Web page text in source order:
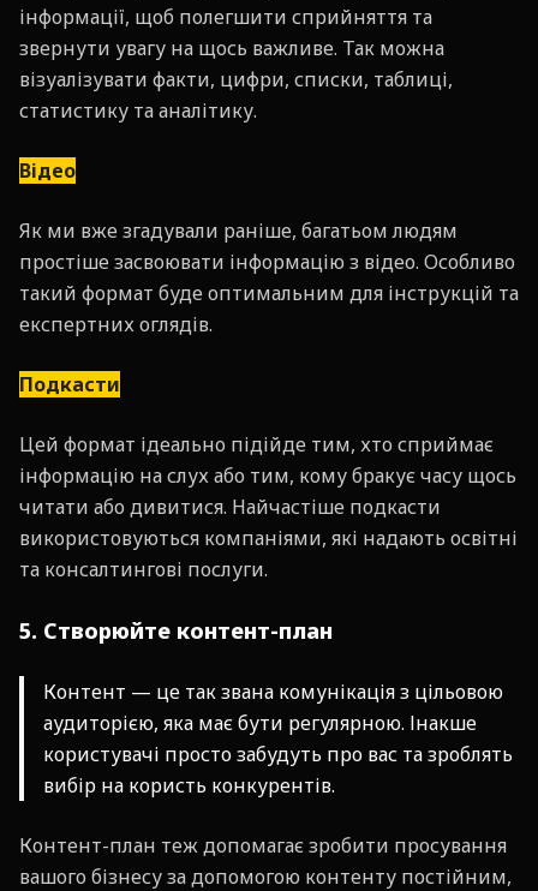
інформації, щоб полегшити сприйняття та
звернути увагу на щось важливе. Так можна
візуалізувати факти, цифри, списки, таблиці,
статистику та аналітику.
Відео
Як ми вже згадували раніше, багатьом людям
простіше засвоювати інформацію з відео. Особливо
такий формат буде оптимальним для інструкцій та
експертних оглядів.
Подкасти
Цей формат ідеально підійде тим, хто сприймає
інформацію на слух або тим, кому бракує часу щось
читати або дивитися. Найчастіше подкасти
використовуються компаніями, які надають освітні
та консалтингові послуги.
5. Створюйте контент-план
Контент — це так звана комунікація з цільовою
аудиторією, яка має бути регулярною. Інакше
користувачі просто забудуть про вас та зроблять
вибір на користь конкурентів.
Контент-план теж допомагає зробити просування
вашого бізнесу за допомогою контенту постійним,